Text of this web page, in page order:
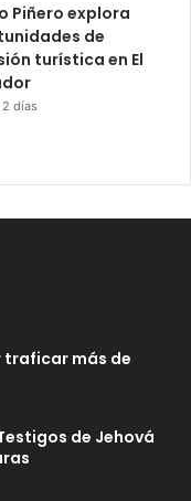
Piñero explora
de
turística en El
2 días
traficar más de
de Jehová